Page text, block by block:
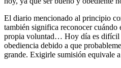
El diario mencionado al principio
también significa reconocer cuándo
propia voluntad… Hoy día es difícil
obediencia debido a que
grande. Exigirle sumisión equivale